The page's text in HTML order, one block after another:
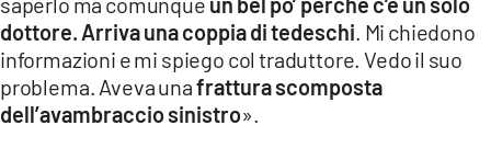
dottore. Arriva una coppia di tedeschi . Mi chiedono
informazioni e mi spiego col traduttore. Vedo il suo
problema. Aveva unafrattura scomposta
dell’avambraccio sinistro».